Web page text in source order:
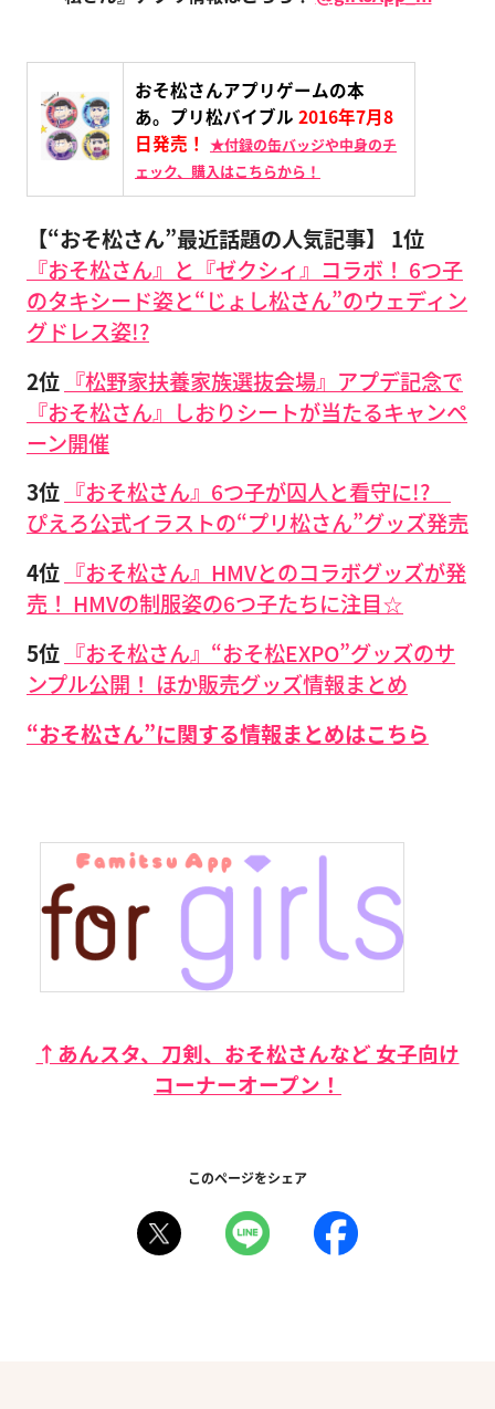
おそ松さんアプリゲームの本
あ。プリ松バイブル 2016年7月8
日発売！ ★付録の缶バッジや中身のチ
ェック、購入はこちらから！
【“おそ松さん”最近話題の人気記事】
1位
『おそ松さん』と『ゼクシィ』コラボ！ 6つ子
のタキシード姿と“じょし松さん”のウェディン
グドレス姿!?
2位 『松野家扶養家族選抜会場』アプデ記念で
『おそ松さん』しおりシートが当たるキャンペ
ーン開催
3位 『おそ松さん』6つ子が囚人と看守に!?
ぴえろ公式イラストの“プリ松さん”グッズ発売
4位 『おそ松さん』HMVとのコラボグッズが発
売！ HMVの制服姿の6つ子たちに注目☆
5位 『おそ松さん』“おそ松EXPO”グッズのサ
ンプル公開！ ほか販売グッズ情報まとめ
“おそ松さん”に関する情報まとめはこちら
↑あんスタ、刀剣、おそ松さんなど 女子向け
コーナーオープン！
このページをシェア